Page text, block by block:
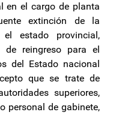
en el cargo de planta
extinción de la
estado provincial,
de reingreso para el
del Estado nacional
que se trate de
superiores,
personal de gabinete,